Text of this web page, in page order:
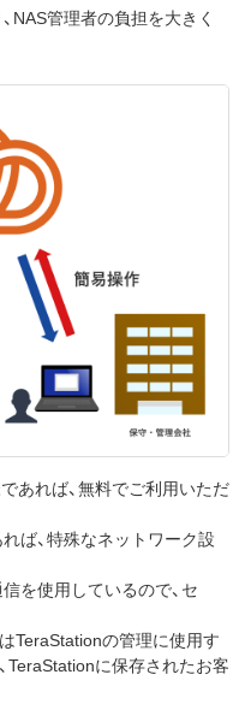
NAS管理者の負担を大きく
あれば、無料でご利用いただ
ば、特殊なネットワーク設
を使用しているので、セ
TeraStationの管理に使用す
TeraStationに保存されたお客